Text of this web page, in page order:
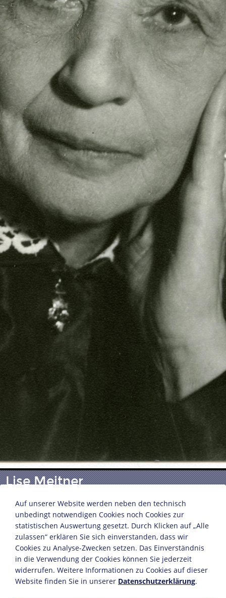
Lise Meitner
Fotografin: Tita Binz (1903-1970)
Bundesrepublik Deutschland, 1955
12,3 x 8,5 cm
© Tita Binz/DHM
Inv.-Nr.: BA 95/245
Auf unserer Website werden neben den technisch
unbedingt notwendigen Cookies noch Cookies zur
statistischen Auswertung gesetzt. Durch Klicken auf „Alle
zulassen“ erklären Sie sich einverstanden, dass wir
Cookies zu Analyse-Zwecken setzen. Das Einverständnis
in die Verwendung der Cookies können Sie jederzeit
widerrufen. Weitere Informationen zu Cookies auf dieser
Website finden Sie in unserer Datenschutzerklärung.